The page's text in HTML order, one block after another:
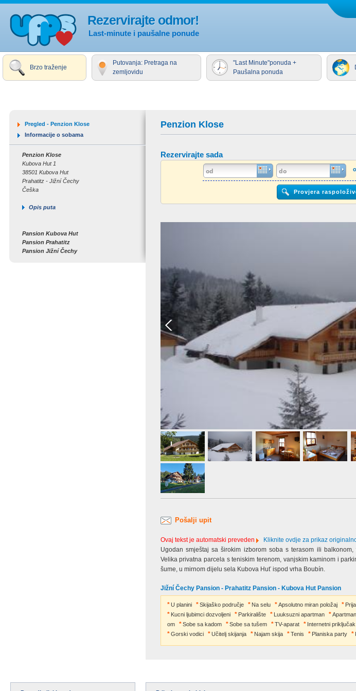
Rezervirajte odmor!
Last-minute i paušalne ponude
Brzo traženje
Putovanja: Pretraga na
zemljovidu
"Last Minute"ponuda +
Paušalna ponuda
Penzion Klose
Rezervirajte sada
Pošalji upit
Ovaj tekst je automatski preveden
Kliknite ovdje za prikaz
Ugodan smještaj sa širokim izborom soba s terasom ili
Velika privatna parcela s teniskim terenom, vanjskim kaminom i
šume, u mirnom dijelu sela Kubova Huť ispod vrha Boubín.
Jižní Čechy Pansion - Prahatitz Pansion - Kubova Hut Pansion
U planini Skijaško područje Na selu Apsolutno miran položaj
Kucni ljubimci dozvoljeni
Parkiralište Luuksuzni apartman Apartman
om
Sobe sa kadom Sobe sa tušem TV-aparat Internetni priključak
Gorski vodici
Učitelj skijanja Najam skija Tenis Planiska party
Pregled - Penzion Klose
Informacije o sobama
Penzion Klose
Kubova Hut 1
38501 Kubova Hut
Prahatitz - Jižní Čechy
Češka
Opis puta
Pansion Kubova Hut
Pansion Prahatitz
Pansion Jižní Čechy